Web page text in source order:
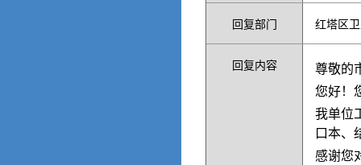
回复部门 红塔区
回复内容
尊敬的
您好！
我单位
口本、
感谢您